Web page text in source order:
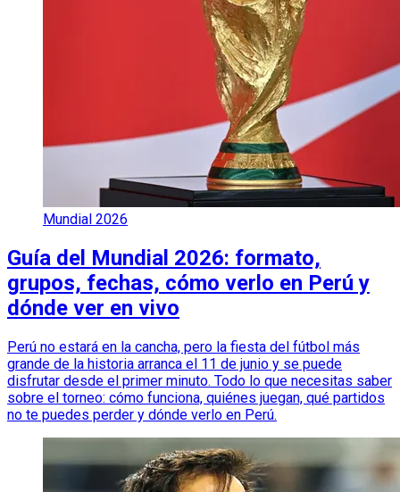
Mundial 2026
Guía del Mundial 2026: formato,
grupos, fechas, cómo verlo en Perú y
dónde ver en vivo
Perú no estará en la cancha, pero la fiesta del fútbol más
grande de la historia arranca el 11 de junio y se puede
disfrutar desde el primer minuto. Todo lo que necesitas saber
sobre el torneo: cómo funciona, quiénes juegan, qué partidos
no te puedes perder y dónde verlo en Perú.